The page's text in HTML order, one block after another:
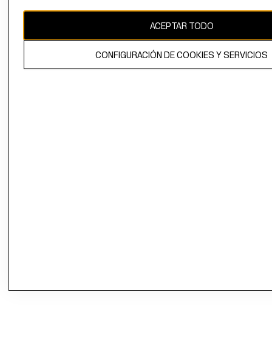
El contenido de esta página web está protegido por copyright y es
ACEPTAR TODO
CONFIGURACIÓN DE COOKIES Y SERVICIOS